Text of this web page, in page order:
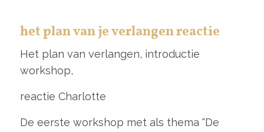
het plan van je verlangen reactie
Het plan van verlangen, introductie
workshop,
reactie Charlotte
De eerste workshop met als thema “De